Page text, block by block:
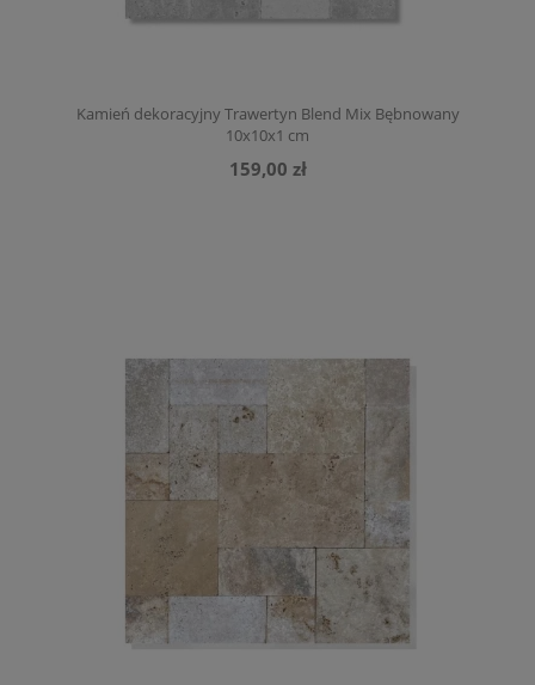
Kamień dekoracyjny Trawertyn Blend Mix Bębnowany
10x10x1 cm
159,00 zł